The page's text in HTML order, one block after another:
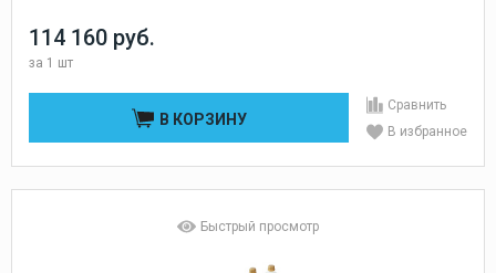
114 160 руб.
за 1 шт
В КОРЗИНУ
Сравнить
В избранное
Быстрый просмотр